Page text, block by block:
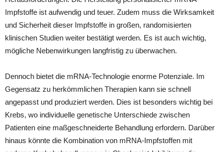
Impfstoffe ist aufwendig und teuer. Zudem muss die Wirksamkeit
und Sicherheit dieser Impfstoffe in großen, randomisierten
klinischen Studien weiter bestätigt werden. Es ist auch wichtig,
mögliche Nebenwirkungen langfristig zu überwachen.
Dennoch bietet die mRNA-Technologie enorme Potenziale. Im
Gegensatz zu herkömmlichen Therapien kann sie schnell
angepasst und produziert werden. Dies ist besonders wichtig bei
Krebs, wo individuelle genetische Unterschiede zwischen
Patienten eine maßgeschneiderte Behandlung erfordern. Darüber
hinaus könnte die Kombination von mRNA-Impfstoffen mit